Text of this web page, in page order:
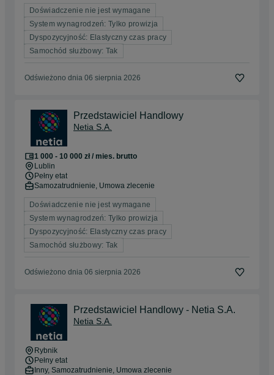
Doświadczenie nie jest wymagane
System wynagrodzeń: Tylko prowizja
Dyspozycyjność: Elastyczny czas pracy
Samochód służbowy: Tak
Odświeżono dnia 06 sierpnia 2026
Przedstawiciel Handlowy
Netia S.A.
1 000 - 10 000 zł / mies. brutto
Lublin
Pełny etat
Samozatrudnienie, Umowa zlecenie
Doświadczenie nie jest wymagane
System wynagrodzeń: Tylko prowizja
Dyspozycyjność: Elastyczny czas pracy
Samochód służbowy: Tak
Odświeżono dnia 06 sierpnia 2026
Przedstawiciel Handlowy - Netia S.A.
Netia S.A.
Rybnik
Pełny etat
Inny, Samozatrudnienie, Umowa zlecenie